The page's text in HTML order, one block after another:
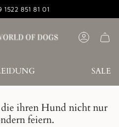
851 81 01
Konto
SALE
ihren Hund nicht nur
feiern.